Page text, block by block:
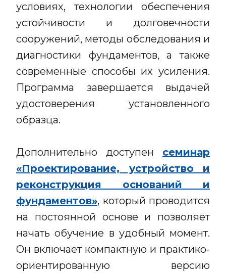
условиях, технологии обеспечения
устойчивости и долговечности
сооружений, методы обследования и
диагностики фундаментов, а также
современные способы их усиления.
Программа завершается выдачей
удостоверения установленного
образца.
Дополнительно доступен семинар
«Проектирование, устройство и
реконструкция оснований и
фундаментов», который проводится
на постоянной основе и позволяет
начать обучение в удобный момент.
Он включает компактную и практико-
ориентированную версию